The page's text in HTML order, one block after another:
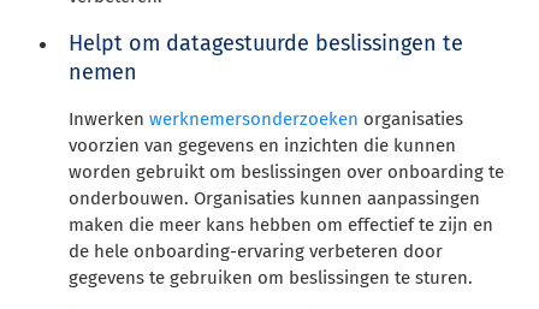
Helpt om datagestuurde beslissingen te
nemen
Inwerkenwerknemersonderzoeken organisaties
voorzien van gegevens en inzichten die kunnen
worden gebruikt om beslissingen over onboarding te
onderbouwen. Organisaties kunnen aanpassingen
maken die meer kans hebben om effectief te zijn en
de hele onboarding-ervaring verbeteren door
gegevens te gebruiken om beslissingen te sturen.